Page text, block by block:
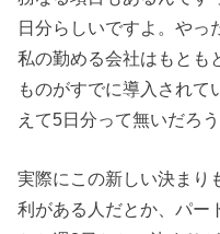
日分らしいですよ。やっ
私の勤める会社はもとも
ものがすでに導入されて
えて5日分って無いだろ
実際にこの新しい決まり
利がある人だとか、パー